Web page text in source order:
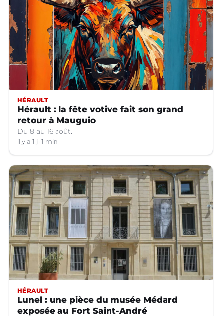
HÉRAULT
Hérault : la fête votive fait son grand
retour à Mauguio
Du 8 au 16 août.
il y a 1 j 1 min
HÉRAULT
Lunel : une pièce du musée Médard
exposée au Fort Saint-André